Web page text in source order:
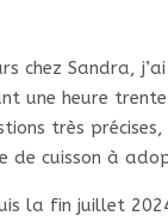
chez Sandra,
une heure
très
de cuisson à
la fin juillet